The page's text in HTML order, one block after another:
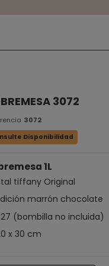
3072
3072
Disponibilidad
1L
tiffany Original
marrón chocolate
(bombilla no incluida)
x 30 cm